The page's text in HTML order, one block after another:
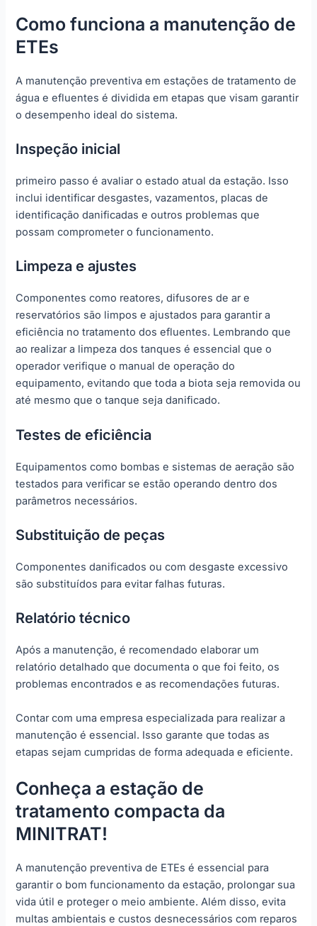
Como funciona a manutenção de
ETEs
A manutenção preventiva em estações de tratamento de
água e efluentes é dividida em etapas que visam garantir
o desempenho ideal do sistema.
Inspeção inicial
primeiro passo é avaliar o estado atual da estação. Isso
inclui identificar desgastes, vazamentos, placas de
identificação danificadas e outros problemas que
possam comprometer o funcionamento.
Limpeza e ajustes
Componentes como reatores, difusores de ar e
reservatórios são limpos e ajustados para garantir a
eficiência no tratamento dos efluentes. Lembrando que
ao realizar a limpeza dos tanques é essencial que o
operador verifique o manual de operação do
equipamento, evitando que toda a biota seja removida ou
até mesmo que o tanque seja danificado.
Testes de eficiência
Equipamentos como bombas e sistemas de aeração são
testados para verificar se estão operando dentro dos
parâmetros necessários.
Substituição de peças
Componentes danificados ou com desgaste excessivo
são substituídos para evitar falhas futuras.
Relatório técnico
Após a manutenção, é recomendado elaborar um
relatório detalhado que documenta o que foi feito, os
problemas encontrados e as recomendações futuras.
Contar com uma empresa especializada para realizar a
manutenção é essencial. Isso garante que todas as
etapas sejam cumpridas de forma adequada e eficiente.
Conheça a estação de
tratamento compacta da
MINITRAT!
A manutenção preventiva de ETEs é essencial para
garantir o bom funcionamento da estação, prolongar sua
vida útil e proteger o meio ambiente. Além disso, evita
multas ambientais e custos desnecessários com reparos